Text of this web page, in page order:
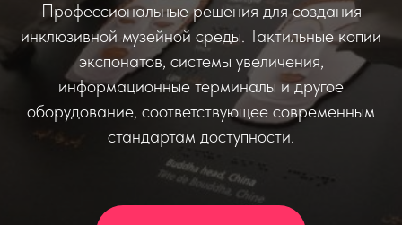
Профессиональные решения для создания
инклюзивной музейной среды. Тактильные копии
экспонатов, системы увеличения,
информационные терминалы и другое
оборудование, соответствующее современным
стандартам доступности.